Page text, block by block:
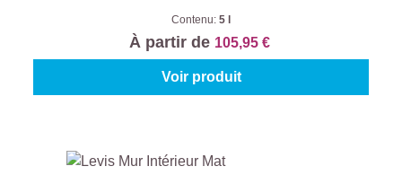
Contenu: 5 l
À partir de 105,95 €
Voir produit